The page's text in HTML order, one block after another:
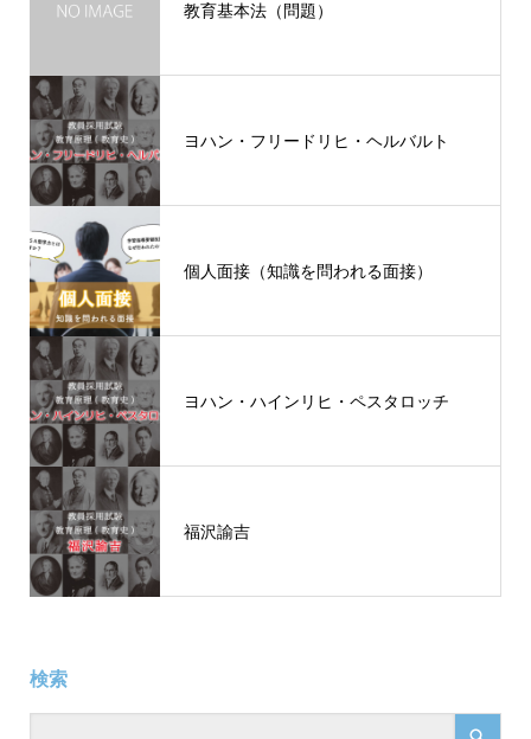
教育基本法（問題）
ヨハン・フリードリヒ・ヘルバルト
個人面接（知識を問われる面接）
ヨハン・ハインリヒ・ペスタロッチ
福沢諭吉
検索